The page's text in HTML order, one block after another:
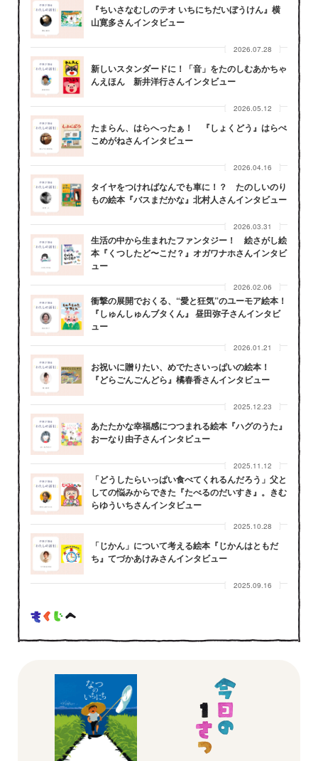
『ちいさなむしのテオ いちにちだいぼうけん』横
山寛多さんインタビュー
2026.07.28
新しいスタンダードに！「音」をたのしむあかちゃ
んえほん 新井洋行さんインタビュー
2026.05.12
たまらん、はらへったぁ！ 『しょくどう』はらぺ
こめがねさんインタビュー
2026.04.16
タイヤをつければなんでも車に！？ たのしいのり
もの絵本『バスまだかな』北村人さんインタビュー
2026.03.31
生活の中から生まれたファンタジー！ 絵さがし絵
本『くつしたど〜こだ？』オガワナホさんインタビ
ュー
2026.02.06
衝撃の展開でおくる、“愛と狂気”のユーモア絵本！
『しゅんしゅんブタくん』 昼田弥子さんインタビ
ュー
2026.01.21
お祝いに贈りたい、めでたさいっぱいの絵本！
『どらごんごんどら』橘春香さんインタビュー
2025.12.23
あたたかな幸福感につつまれる絵本『ハグのうた』
おーなり由子さんインタビュー
2025.11.12
「どうしたらいっぱい食べてくれるんだろう」父と
しての悩みからできた『たべるのだいすき』。きむ
らゆういちさんインタビュー
2025.10.28
「じかん」について考える絵本『じかんはともだ
ち』てづかあけみさんインタビュー
2025.09.16